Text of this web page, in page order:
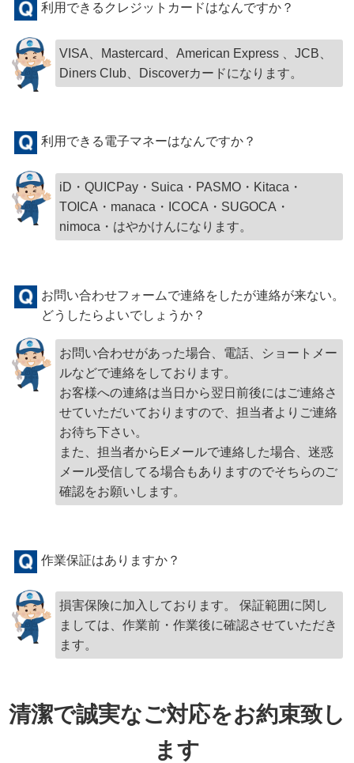
利用できるクレジットカードはなんですか？
VISA、Mastercard、American Express 、JCB、
Diners Club、Discoverカードになります。
利用できる電子マネーはなんですか？
iD・QUICPay・Suica・PASMO・Kitaca・
TOICA・manaca・ICOCA・SUGOCA・
nimoca・はやかけんになります。
お問い合わせフォームで連絡をしたが連絡が来ない。
どうしたらよいでしょうか？
お問い合わせがあった場合、電話、ショートメー
ルなどで連絡をしております。
お客様への連絡は当日から翌日前後にはご連絡さ
せていただいておりますので、担当者よりご連絡
お待ち下さい。
また、担当者からEメールで連絡した場合、迷惑
メール受信してる場合もありますのでそちらのご
確認をお願いします。
作業保証はありますか？
損害保険に加入しております。 保証範囲に関し
ましては、作業前・作業後に確認させていただき
ます。
清潔で誠実なご対応をお約束致し
ます